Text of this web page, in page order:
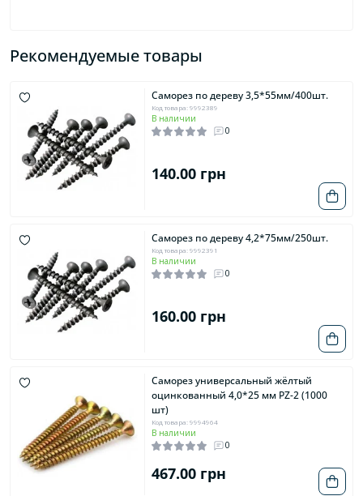
Рекомендуемые товары
Саморез по дереву 3,5*55мм/400шт.
Код товара: 9992389
В наличии
0
140.00 грн
Саморез по дереву 4,2*75мм/250шт.
Код товара: 9992391
В наличии
0
160.00 грн
Саморез универсальный жёлтый
оцинкованный 4,0*25 мм PZ-2 (1000
шт)
Код товара: 9994964
В наличии
0
467.00 грн